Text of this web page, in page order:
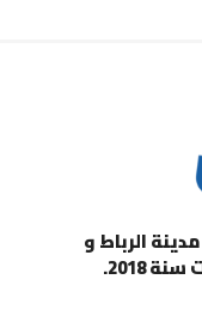
الرباط و
2018.